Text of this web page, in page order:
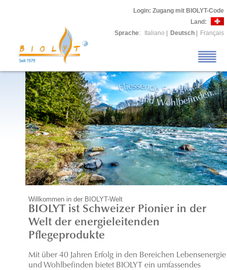
Login: Zugang mit BIOLYT-Code
Land:
Sprache: Italiano Deutsch Français
Willkommen in der BIOLYT-Welt
BIOLYT ist Schweizer Pionier in der
Welt der energieleitenden
Pflegeprodukte
Mit über 40 Jahren Erfolg in den Bereichen Lebensenergie
und Wohlbefinden bietet BIOLYT ein umfassendes